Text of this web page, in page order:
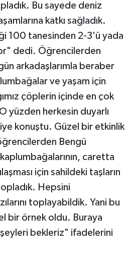
Bu sayede deniz
katkı sağladık.
100 tanesinden 2-3'ü yada
dedi. Öğrencilerden
arkadaşlarımla beraber
ve yaşam için
çöplerin içinde en çok
yüzden herkesin duyarlı
konuştu. Güzel bir etkinlik
Bengü
caretta
için sahildeki taşların
Hepsini
toplayabildik. Yani bu
bir örnek oldu. Buraya
bekleriz" ifadelerini